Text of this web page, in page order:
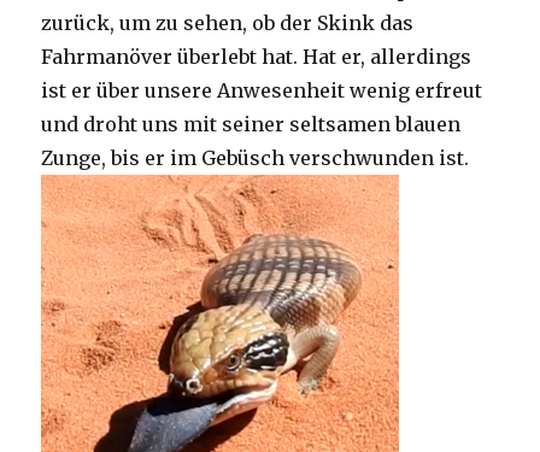
zurück, um zu sehen, ob der Skink das
Fahrmanöver überlebt hat. Hat er, allerdings
ist er über unsere Anwesenheit wenig erfreut
und droht uns mit seiner seltsamen blauen
Zunge, bis er im Gebüsch verschwunden ist.